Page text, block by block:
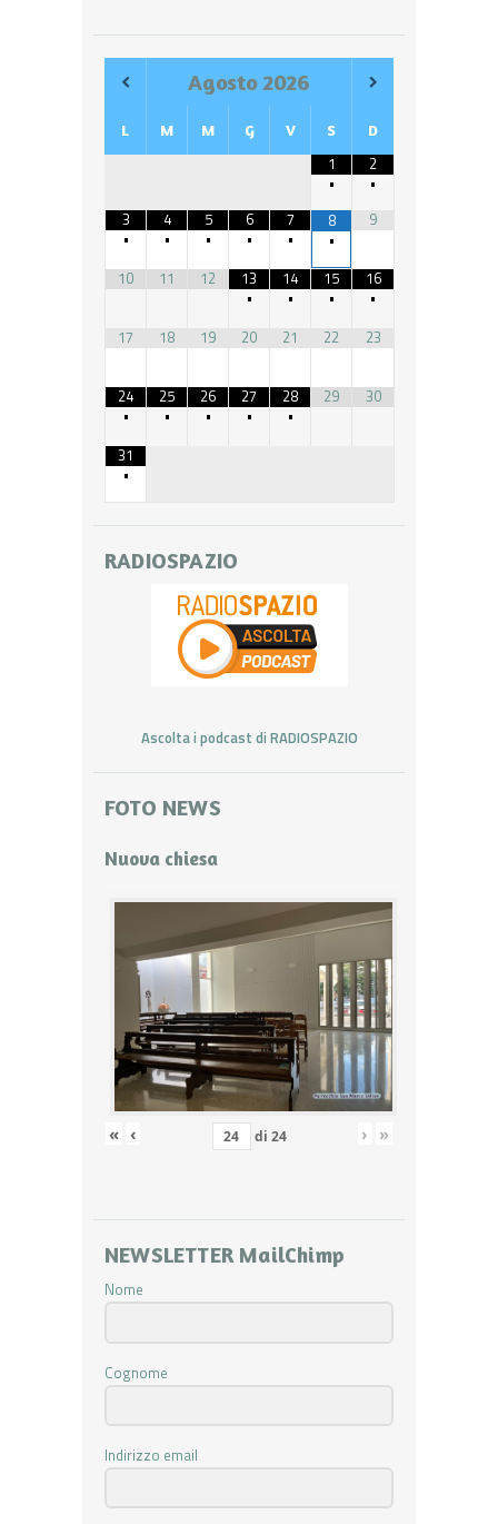
Agosto2026
L M M G V S D
1
•
2
•
3
•
4
•
5
•
6
•
7
•
8
•
9
10 11 12
13
•
14
•
15
•
16
•
17
18 19 20 21 22 23
24
•
25
•
26
•
27
•
28
•
29 30
31
•
RADIOSPAZIO
Ascolta i podcast di RADIOSPAZIO
FOTO NEWS
Nuova chiesa
« ‹ di 24 › »
NEWSLETTER MailChimp
Nome
Cognome
Indirizzo email